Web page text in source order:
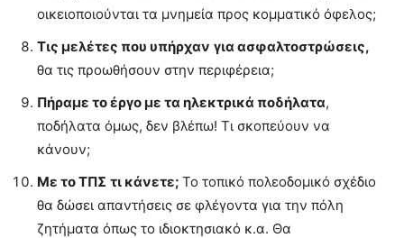
οικειοποιούνται τα μνημεία προς κομματικό όφελος;
Τις μελέτες που υπήρχαν για ασφαλτοστρώσεις,
θα τις προωθήσουν στην περιφέρεια;
Πήραμε το έργο με τα ηλεκτρικά ποδήλατα,
ποδήλατα όμως, δεν βλέπω! Τι σκοπεύουν να
κάνουν;
Με το ΤΠΣ τι κάνετε; Το τοπικό πολεοδομικό σχέδιο
θα δώσει απαντήσεις σε φλέγοντα για την πόλη
ζητήματα όπως το ιδιοκτησιακό κ.α. Θα